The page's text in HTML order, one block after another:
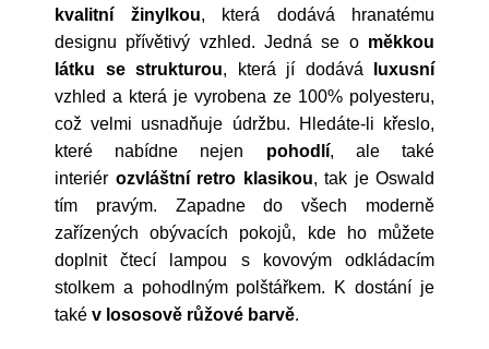
kvalitní žinylkou, která dodává hranatému
designu přívětivý vzhled. Jedná se o měkkou
látku se strukturou, která jí dodává
luxusní
vzhled a která je vyrobena ze 100% polyesteru,
což velmi usnadňuje údržbu. Hledáte-li křeslo,
které nabídne nejen pohodlí, ale také
interiér ozvláštní retro klasikou, tak je Oswald
tím pravým. Zapadne do všech moderně
zařízených obývacích pokojů, kde ho můžete
doplnit čtecí lampou s kovovým odkládacím
stolkem a pohodlným polštářkem. K dostání je
také v lososově růžové barvě.